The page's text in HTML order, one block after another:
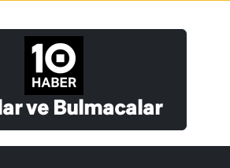
ve Bulmacalar